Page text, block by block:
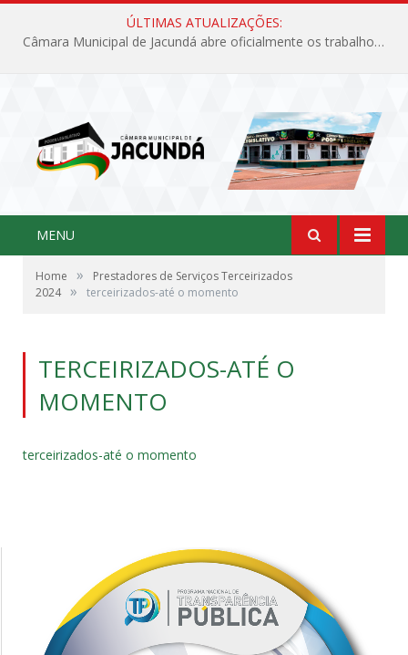
ÚLTIMAS ATUALIZAÇÕES:
Câmara Municipal de Jacundá abre oficialmente os trabalhos legislativos de 2026
MENU
Home »
Prestadores de Serviços Terceirizados
2024 » terceirizados-até o momento
TERCEIRIZADOS-ATÉ O
MOMENTO
terceirizados-até o momento